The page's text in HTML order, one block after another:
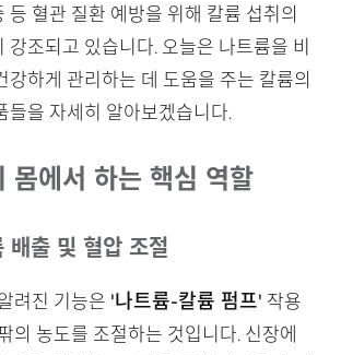
등 혈관 질환 예방을 위해 칼륨 섭취의
강조되고 있습니다. 오늘은 나트륨을 비
강하게 관리하는 데 도움을 주는 칼륨의
들을 자세히 알아보겠습니다.
몸에서 하는 핵심 역할
배출 및 혈압 조절
려진 기능은 '나트륨-칼륨 펌프' 작용
의 농도를 조절하는 것입니다. 신장에